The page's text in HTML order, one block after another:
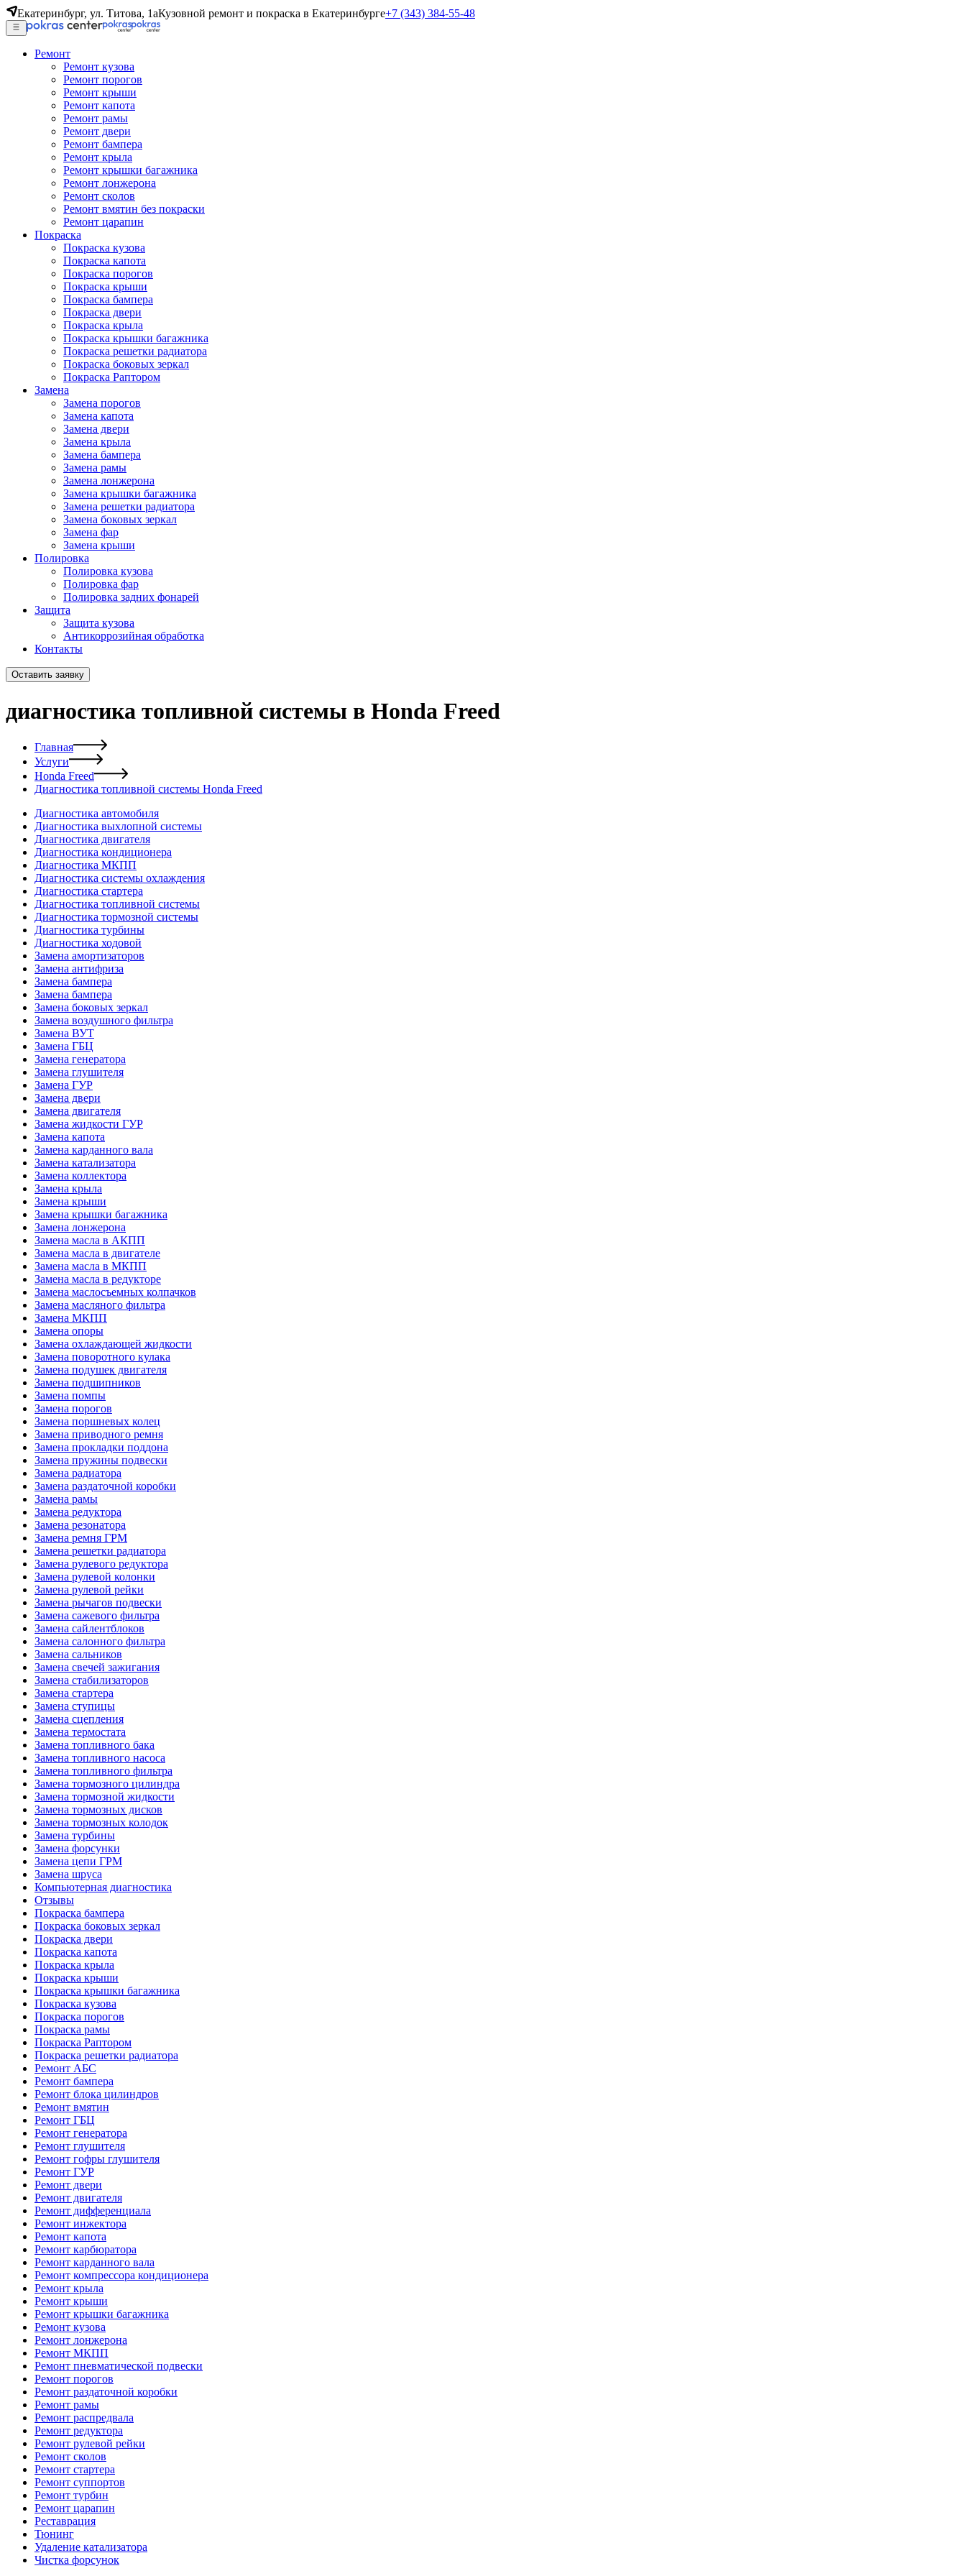
Екатеринбург, ул. Титова, 1аКузовной ремонт и покраска в Екатеринбурге+7 (343) 384-55-48
Ремонт
Ремонт кузова
Ремонт порогов
Ремонт крыши
Ремонт капота
Ремонт рамы
Ремонт двери
Ремонт бампера
Ремонт крыла
Ремонт крышки багажника
Ремонт лонжерона
Ремонт сколов
Ремонт вмятин без покраски
Ремонт царапин
Покраска
Покраска кузова
Покраска капота
Покраска порогов
Покраска крыши
Покраска бампера
Покраска двери
Покраска крыла
Покраска крышки багажника
Покраска решетки радиатора
Покраска боковых зеркал
Покраска Раптором
Замена
Замена порогов
Замена капота
Замена двери
Замена крыла
Замена бампера
Замена рамы
Замена лонжерона
Замена крышки багажника
Замена решетки радиатора
Замена боковых зеркал
Замена фар
Замена крыши
Полировка
Полировка кузова
Полировка фар
Полировка задних фонарей
Защита
Защита кузова
Антикоррозийная обработка
Контакты
Оставить заявку
диагностика топливной системы в Honda Freed
Главная
Услуги
Honda Freed
Диагностика топливной системы Honda Freed
Диагностика автомобиля
Диагностика выхлопной системы
Диагностика двигателя
Диагностика кондиционера
Диагностика МКПП
Диагностика системы охлаждения
Диагностика стартера
Диагностика топливной системы
Диагностика тормозной системы
Диагностика турбины
Диагностика ходовой
Замена амортизаторов
Замена антифриза
Замена бампера
Замена бампера
Замена боковых зеркал
Замена воздушного фильтра
Замена ВУТ
Замена ГБЦ
Замена генератора
Замена глушителя
Замена ГУР
Замена двери
Замена двигателя
Замена жидкости ГУР
Замена капота
Замена карданного вала
Замена катализатора
Замена коллектора
Замена крыла
Замена крыши
Замена крышки багажника
Замена лонжерона
Замена масла в АКПП
Замена масла в двигателе
Замена масла в МКПП
Замена масла в редукторе
Замена маслосъемных колпачков
Замена масляного фильтра
Замена МКПП
Замена опоры
Замена охлаждающей жидкости
Замена поворотного кулака
Замена подушек двигателя
Замена подшипников
Замена помпы
Замена порогов
Замена поршневых колец
Замена приводного ремня
Замена прокладки поддона
Замена пружины подвески
Замена радиатора
Замена раздаточной коробки
Замена рамы
Замена редуктора
Замена резонатора
Замена ремня ГРМ
Замена решетки радиатора
Замена рулевого редуктора
Замена рулевой колонки
Замена рулевой рейки
Замена рычагов подвески
Замена сажевого фильтра
Замена сайлентблоков
Замена салонного фильтра
Замена сальников
Замена свечей зажигания
Замена стабилизаторов
Замена стартера
Замена ступицы
Замена сцепления
Замена термостата
Замена топливного бака
Замена топливного насоса
Замена топливного фильтра
Замена тормозного цилиндра
Замена тормозной жидкости
Замена тормозных дисков
Замена тормозных колодок
Замена турбины
Замена форсунки
Замена цепи ГРМ
Замена шруса
Компьютерная диагностика
Отзывы
Покраска бампера
Покраска боковых зеркал
Покраска двери
Покраска капота
Покраска крыла
Покраска крыши
Покраска крышки багажника
Покраска кузова
Покраска порогов
Покраска рамы
Покраска Раптором
Покраска решетки радиатора
Ремонт АБС
Ремонт бампера
Ремонт блока цилиндров
Ремонт вмятин
Ремонт ГБЦ
Ремонт генератора
Ремонт глушителя
Ремонт гофры глушителя
Ремонт ГУР
Ремонт двери
Ремонт двигателя
Ремонт дифференциала
Ремонт инжектора
Ремонт капота
Ремонт карбюратора
Ремонт карданного вала
Ремонт компрессора кондиционера
Ремонт крыла
Ремонт крыши
Ремонт крышки багажника
Ремонт кузова
Ремонт лонжерона
Ремонт МКПП
Ремонт пневматической подвески
Ремонт порогов
Ремонт раздаточной коробки
Ремонт рамы
Ремонт распредвала
Ремонт редуктора
Ремонт рулевой рейки
Ремонт сколов
Ремонт стартера
Ремонт суппортов
Ремонт турбин
Ремонт царапин
Реставрация
Тюнинг
Удаление катализатора
Чистка форсунок